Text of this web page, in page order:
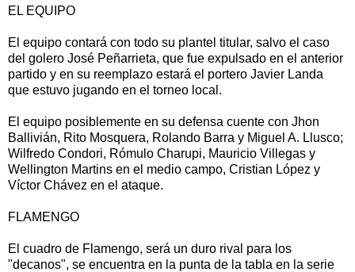
EL EQUIPO
El equipo contará con todo su plantel titular, salvo el caso
del golero José Peñarrieta, que fue expulsado en el anterior
partido y en su reemplazo estará el portero Javier Landa
que estuvo jugando en el torneo local.
El equipo posiblemente en su defensa cuente con Jhon
Ballivián, Rito Mosquera, Rolando Barra y Miguel A. Llusco;
Wilfredo Condori, Rómulo Charupi, Mauricio Villegas y
Wellington Martins en el medio campo, Cristian López y
Víctor Chávez en el ataque.
FLAMENGO
El cuadro de Flamengo, será un duro rival para los
"decanos", se encuentra en la punta de la tabla en la serie